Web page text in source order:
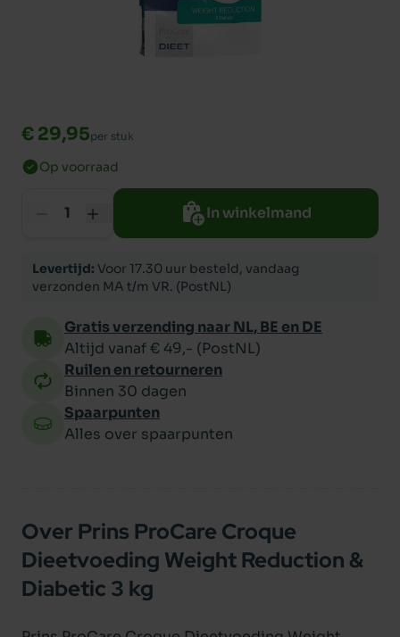
€ 29,95per stuk
Op voorraad
In winkelmand
Levertijd: Voor 17.30 uur besteld, vandaag
verzonden MA t/m VR. (PostNL)
Gratis verzending naar NL, BE en DE
Altijd vanaf € 49,- (PostNL)
Ruilen en retourneren
Binnen 30 dagen
Spaarpunten
Alles over spaarpunten
Over Prins ProCare Croque
Dieetvoeding Weight Reduction &
Diabetic 3 kg